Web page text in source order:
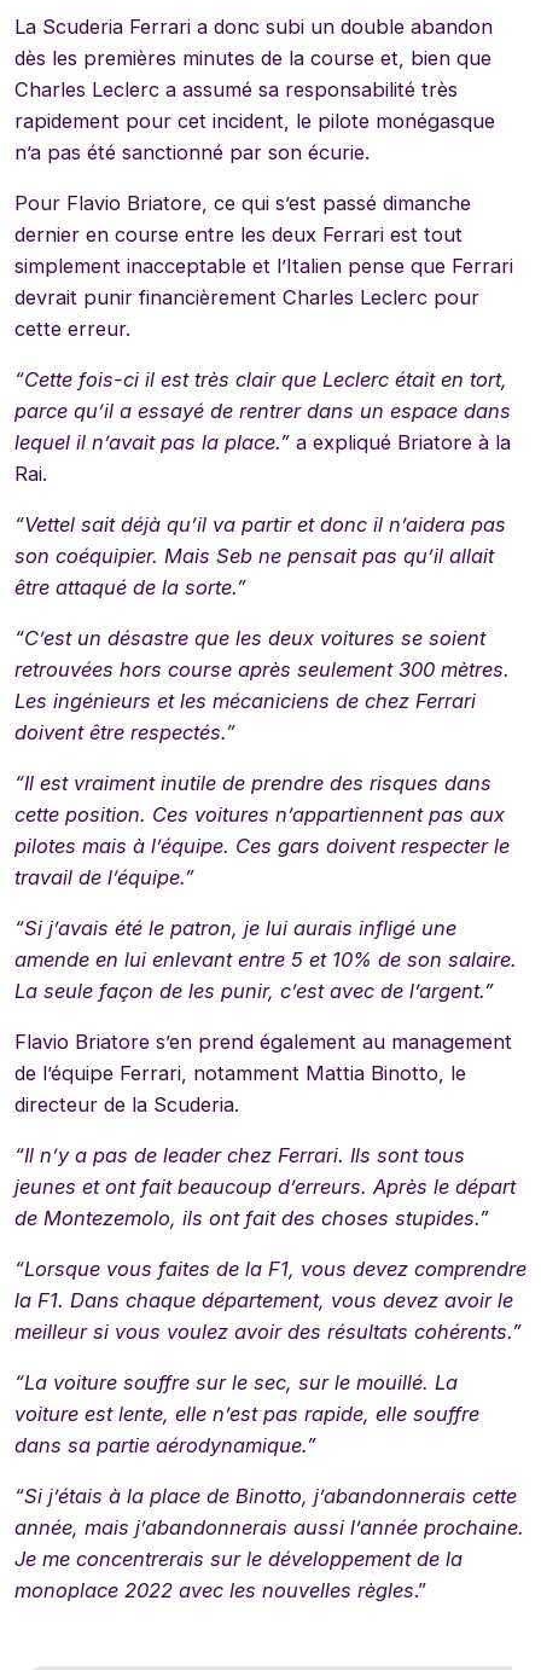
La Scuderia Ferrari a donc subi un double abandon
dès les premières minutes de la course et, bien que
Charles Leclerc a assumé sa responsabilité très
rapidement pour cet incident, le pilote monégasque
n’a pas été sanctionné par son écurie.
Pour Flavio Briatore, ce qui s’est passé dimanche
dernier en course entre les deux Ferrari est tout
simplement inacceptable et l’Italien pense que Ferrari
devrait punir financièrement Charles Leclerc pour
cette erreur.
“Cette fois-ci il est très clair que Leclerc était en tort,
parce qu’il a essayé de rentrer dans un espace dans
lequel il n’avait pas la place.” a expliqué Briatore à la
Rai.
“Vettel sait déjà qu’il va partir et donc il n’aidera pas
son coéquipier. Mais Seb ne pensait pas qu’il allait
être attaqué de la sorte.”
“C’est un désastre que les deux voitures se soient
retrouvées hors course après seulement 300 mètres.
Les ingénieurs et les mécaniciens de chez Ferrari
doivent être respectés.”
“Il est vraiment inutile de prendre des risques dans
cette position. Ces voitures n’appartiennent pas aux
pilotes mais à l’équipe. Ces gars doivent respecter le
travail de l’équipe.”
“Si j’avais été le patron, je lui aurais infligé une
amende en lui enlevant entre 5 et 10% de son salaire.
La seule façon de les punir, c’est avec de l’argent.”
Flavio Briatore s’en prend également au management
de l’équipe Ferrari, notamment Mattia Binotto, le
directeur de la Scuderia.
“Il n’y a pas de leader chez Ferrari. Ils sont tous
jeunes et ont fait beaucoup d’erreurs. Après le départ
de Montezemolo, ils ont fait des choses stupides.”
“Lorsque vous faites de la F1, vous devez comprendre
la F1. Dans chaque département, vous devez avoir le
meilleur si vous voulez avoir des résultats cohérents.”
“La voiture souffre sur le sec, sur le mouillé. La
voiture est lente, elle n’est pas rapide, elle souffre
dans sa partie aérodynamique.”
“Si j’étais à la place de Binotto, j’abandonnerais cette
année, mais j’abandonnerais aussi l’année prochaine.
Je me concentrerais sur le développement de la
monoplace 2022 avec les nouvelles règles.”